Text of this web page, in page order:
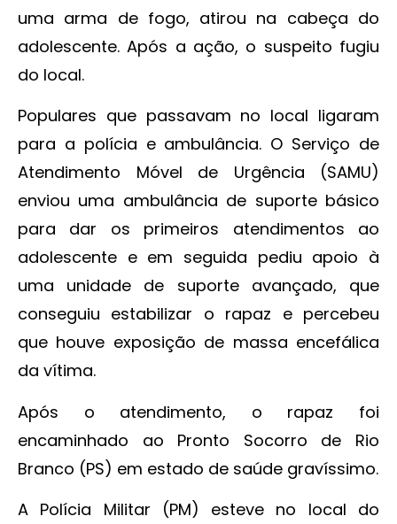
uma arma de fogo, atirou na cabeça do
adolescente. Após a ação, o suspeito fugiu
do local.
Populares que passavam no local ligaram
para a polícia e ambulância. O Serviço de
Atendimento Móvel de Urgência (SAMU)
enviou uma ambulância de suporte básico
para dar os primeiros atendimentos ao
adolescente e em seguida pediu apoio à
uma unidade de suporte avançado, que
conseguiu estabilizar o rapaz e percebeu
que houve exposição de massa encefálica
da vítima.
Após o atendimento, o rapaz foi
encaminhado ao Pronto Socorro de Rio
Branco (PS) em estado de saúde gravíssimo.
A Polícia Militar (PM) esteve no local do